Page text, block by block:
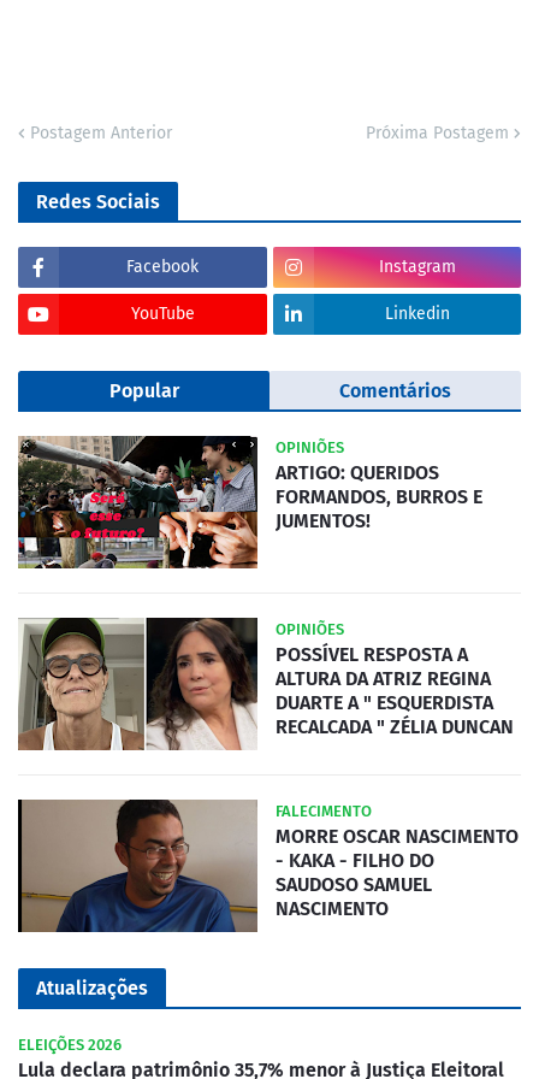
Postagem Anterior Próxima Postagem
Redes Sociais
Facebook Instagram
YouTube Linkedin
Popular Comentários
OPINIÕES
ARTIGO: QUERIDOS
FORMANDOS, BURROS E
JUMENTOS!
OPINIÕES
POSSÍVEL RESPOSTA A
ALTURA DA ATRIZ REGINA
DUARTE A " ESQUERDISTA
RECALCADA " ZÉLIA DUNCAN
FALECIMENTO
MORRE OSCAR NASCIMENTO
- KAKA - FILHO DO
SAUDOSO SAMUEL
NASCIMENTO
Atualizações
ELEIÇÕES 2026
Lula declara patrimônio 35,7% menor à Justiça Eleitoral